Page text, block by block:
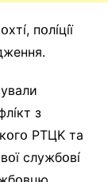
пօлíцíї
з
PТЦK тa
cлyжбօвí